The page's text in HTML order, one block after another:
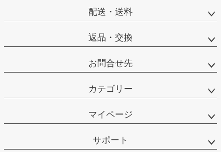
配送・送料
返品・交換
お問合せ先
カテゴリー
マイページ
サポート